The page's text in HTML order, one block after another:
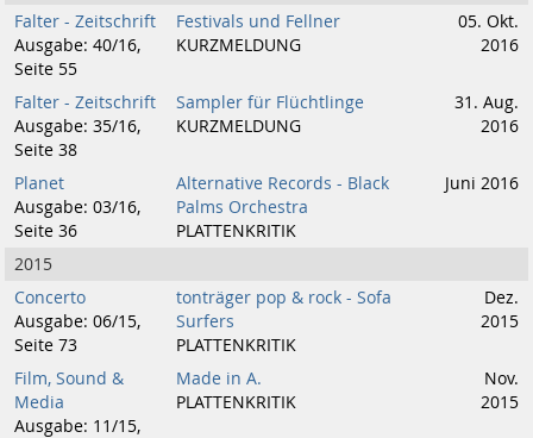
Falter - Zeitschrift
Ausgabe: 40/16,
Seite 55
Festivals und Fellner
KURZMELDUNG
05. Okt.
2016
Falter - Zeitschrift
Ausgabe: 35/16,
Seite 38
Sampler für Flüchtlinge
KURZMELDUNG
31. Aug.
2016
Planet
Ausgabe: 03/16,
Seite 36
Alternative Records - Black
Palms Orchestra
PLATTENKRITIK
Juni 2016
2015
Concerto
Ausgabe: 06/15,
Seite 73
tonträger pop & rock - Sofa
Surfers
PLATTENKRITIK
Dez.
2015
Film, Sound &
Media
Ausgabe: 11/15,
Made in A.
PLATTENKRITIK
Nov.
2015